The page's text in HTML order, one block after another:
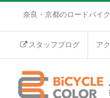
奈良・京都のロードバイ
スタッフブログ ア